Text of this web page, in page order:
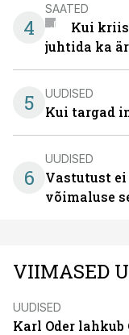
4
SAATED
Kui kriis
juhtida ka
5 UUDISED
Kui targad
6
UUDISED
Vastutust ei
võimaluse
VIIMASED
UUDISED
Karl Oder lahkub